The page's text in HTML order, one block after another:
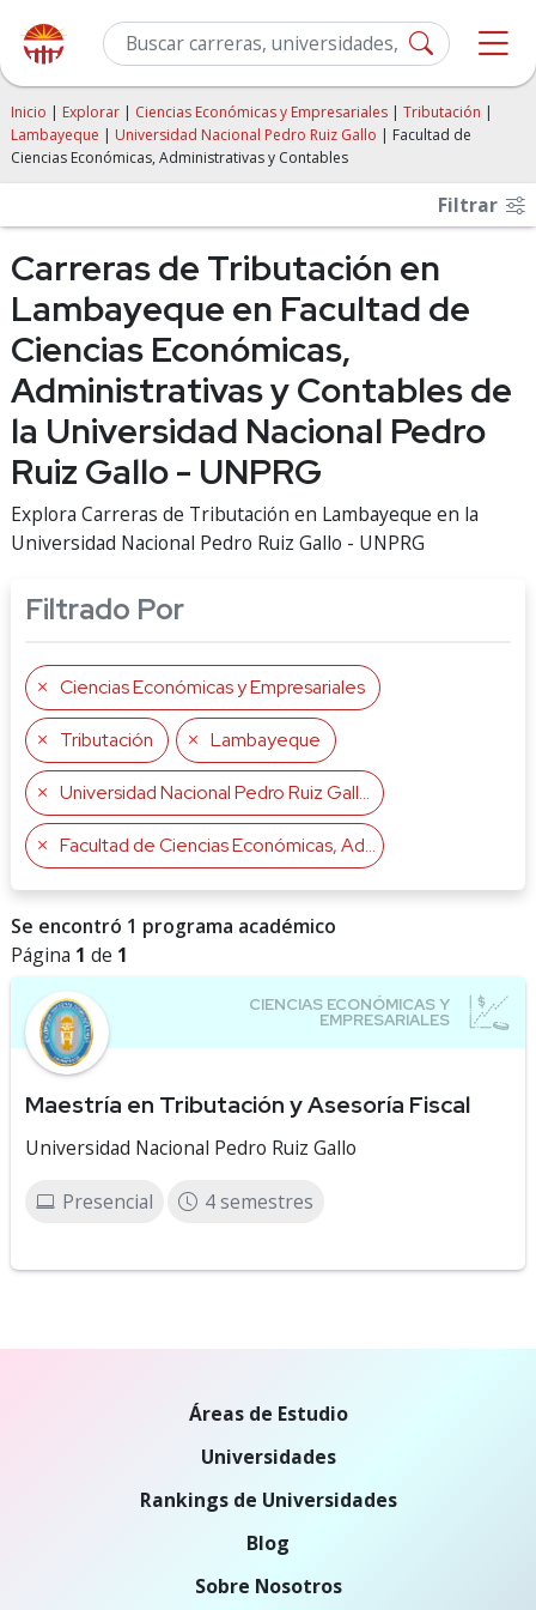
Inicio | Explorar | Ciencias Económicas y Empresariales | Tributación |
Lambayeque | Universidad Nacional Pedro Ruiz Gallo | Facultad de
Ciencias Económicas, Administrativas y Contables
Filtrar
Carreras de Tributación en
Lambayeque en Facultad de
Ciencias Económicas,
Administrativas y Contables de
la Universidad Nacional Pedro
Ruiz Gallo - UNPRG
Explora Carreras de Tributación en Lambayeque en la
Universidad Nacional Pedro Ruiz Gallo - UNPRG
Filtrado Por
Ciencias Económicas y Empresariales
Tributación Lambayeque
Universidad Nacional Pedro Ruiz Gallo
Facultad de Ciencias Económicas, Administrativas y Contables
Se encontró 1 programa académico
Página 1 de 1
Maestría en Tributación y Asesoría Fiscal
Universidad Nacional Pedro Ruiz Gallo
Presencial 4 semestres
Áreas de Estudio
Universidades
Rankings de Universidades
Blog
Sobre Nosotros